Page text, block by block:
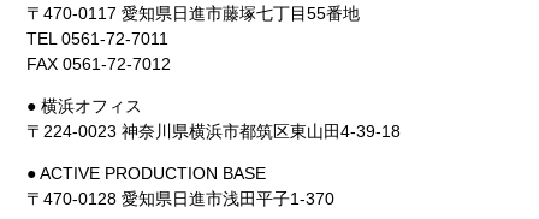
〒470-0117 愛知県日進市藤塚七丁目55番地
TEL 0561-72-7011
FAX 0561-72-7012
● 横浜オフィス
〒224-0023 神奈川県横浜市都筑区東山田4-39-18
● ACTIVE PRODUCTION BASE
〒470-0128 愛知県日進市浅田平子1-370